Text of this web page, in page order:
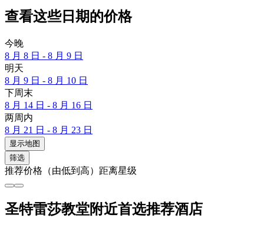
查看这些日期的价格
今晚
8 月 8 日 - 8 月 9 日
明天
8 月 9 日 - 8 月 10 日
下周末
8 月 14 日 - 8 月 16 日
两周内
8 月 21 日 - 8 月 23 日
显示地图
筛选
推荐价格（由低到高） 距离星级
圣特雷莎教堂附近首选推荐酒店